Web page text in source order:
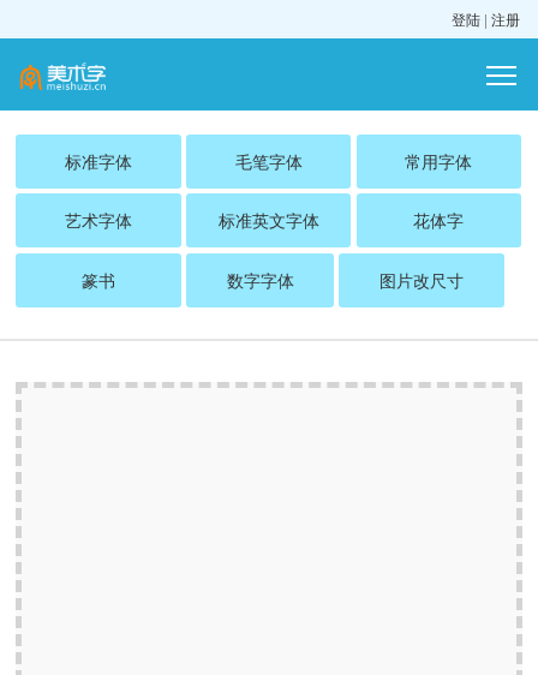
登陆 | 注册
标准字体 毛笔字体 常用字体
艺术字体 标准英文字体 花体字
篆书 数字字体 图片改尺寸